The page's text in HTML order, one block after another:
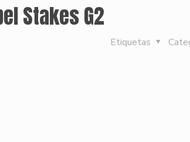
Stakes G2
Etiquetas